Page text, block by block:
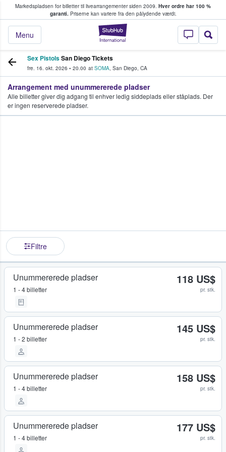
Markedspladsen for billetter til livearrangementer siden 2009. Hver ordre har 100 %
garanti.Priserne kan variere fra den pålydende værdi.
StubHub - Hvor
Menu
køber og sælger billetter
Sex PistolsSan Diego Tickets
fre. 16. okt. 2026 • 20.00 at SOMA, San Diego, CA
Arrangement med unummererede pladser
Alle billetter giver dig adgang til enhver ledig siddeplads eller ståplads. Der
er ingen reserverede pladser.
Filtre
Unummererede pladser
1 - 4 billetter
118 US$
pr. stk.
Unummererede pladser
1 - 2 billetter
145 US$
pr. stk.
Unummererede pladser
1 - 4 billetter
158 US$
pr. stk.
Unummererede pladser
1 - 4 billetter
177 US$
pr. stk.